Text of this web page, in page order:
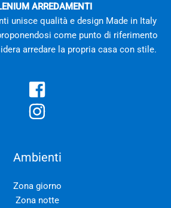
ARREDAMENTI
unisce qualità e design Made in Italy
come punto di riferimento
arredare la propria casa con stile.
Ambienti
Zona giorno
Zona notte